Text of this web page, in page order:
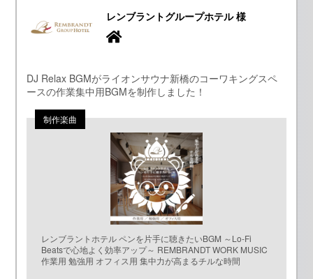
レンブラントグループホテル 様
DJ Relax BGMがライオンサウナ新橋のコーワキングスペ
ースの作業集中用BGMを制作しました！
レンブラントホテル ペンを片手に聴きたいBGM ～Lo-Fi
Beatsで心地よく効率アップ～ REMBRANDT WORK MUSIC
作業用 勉強用 オフィス用 集中力が高まるチルな時間